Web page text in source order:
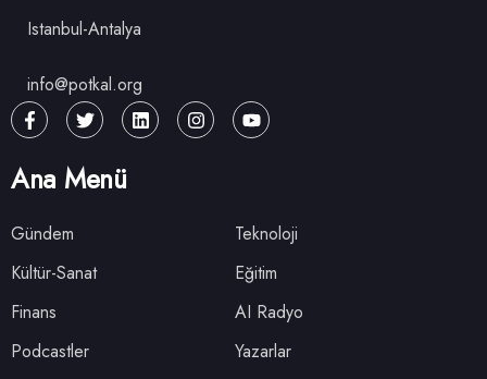
Istanbul-Antalya
info@potkal.org
Ana Menü
Gündem
Teknoloji
Kültür-Sanat
Eğitim
Finans
AI Radyo
Podcastler
Yazarlar